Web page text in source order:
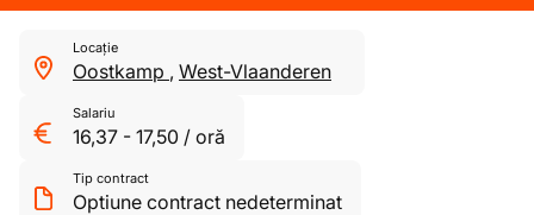
Locație
Oostkamp , West-Vlaanderen
Salariu
16,37 - 17,50 / oră
Tip contract
Optiune contract nedeterminat